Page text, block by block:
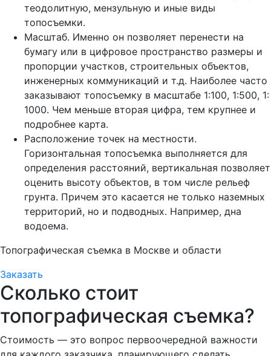
теодолитную, мензульную и иные виды
топосъемки.
Масштаб. Именно он позволяет перенести на
бумагу или в цифровое пространство размеры и
пропорции участков, строительных объектов,
инженерных коммуникаций и т.д. Наиболее часто
заказывают топосъемку в масштабе 1:100, 1:500, 1:
1000. Чем меньше вторая цифра, тем крупнее и
подробнее карта.
Расположение точек на местности.
Горизонтальная топосъемка выполняется для
определения расстояний, вертикальная позволяет
оценить высоту объектов, в том числе рельеф
грунта. Причем это касается не только наземных
территорий, но и подводных. Например, дна
водоема.
Топографическая съемка в Москве и области
Заказать
Сколько стоит
топографическая съемка?
Стоимость — это вопрос первоочередной важности